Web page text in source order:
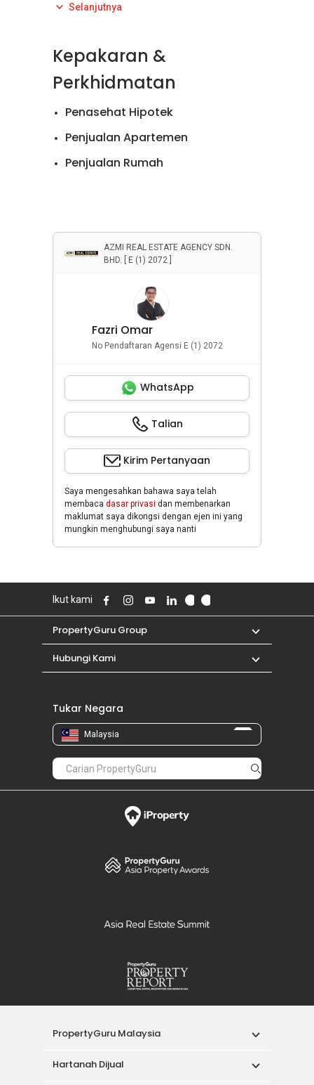
Klang, Bangi, Kajang & Sepang
Selanjutnya
Kepakaran &
Perkhidmatan
Penasehat Hipotek
Penjualan Apartemen
Penjualan Rumah
AZMI REAL ESTATE AGENCY SDN.
BHD. [ E (1) 2072 ]
Fazri Omar
No Pendaftaran Agensi E (1) 2072
WhatsApp
Talian
Kirim Pertanyaan
Saya mengesahkan bahawa saya telah
membaca dasar privasi dan membenarkan
maklumat saya dikongsi dengan ejen ini yang
mungkin menghubungi saya nanti
Ikut kami
PropertyGuru Group
Hubungi Kami
Tukar Negara
Malaysia
PropertyGuru Malaysia
Hartanah Dijual